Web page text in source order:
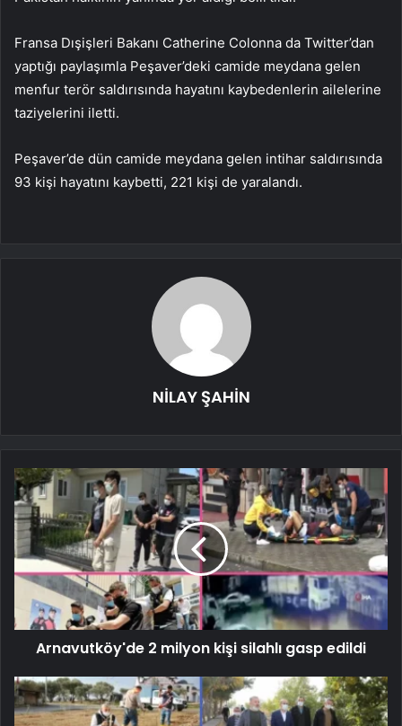
Fransa Dışişleri Bakanı Catherine Colonna da Twitter’dan
yaptığı paylaşımla Peşaver’deki camide meydana gelen
menfur terör saldırısında hayatını kaybedenlerin ailelerine
taziyelerini iletti.
Peşaver’de dün camide meydana gelen intihar saldırısında
93 kişi hayatını kaybetti, 221 kişi de yaralandı.
NİLAY ŞAHİN
Arnavutköy'de 2 milyon kişi silahlı gasp edildi